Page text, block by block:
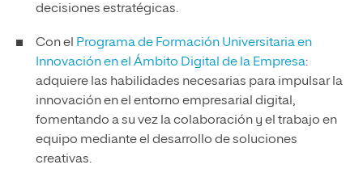
decisiones estratégicas.
Con el Programa de Formación Universitaria en
Innovación en el Ámbito Digital de la Empresa:
adquiere las habilidades necesarias para impulsar la
innovación en el entorno empresarial digital,
fomentando a su vez la colaboración y el trabajo en
equipo mediante el desarrollo de soluciones
creativas.